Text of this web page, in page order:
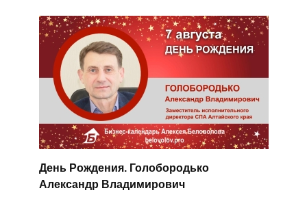
День Рождения. Голобородько
Александр Владимирович